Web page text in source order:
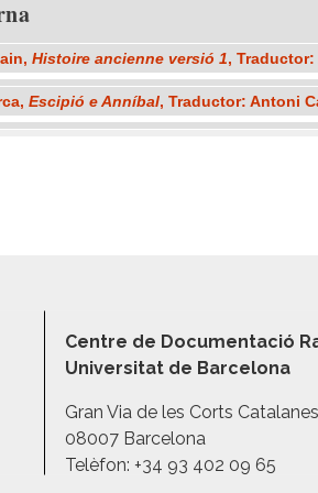
Histoire ancienne versió 1,
Escipió e Anníbal, Traductor: Antoni
Centre de Documentació
Universitat de Barcelona
Gran Via de les Corts
08007 Barcelona
Telèfon: +34 93 402 09 65